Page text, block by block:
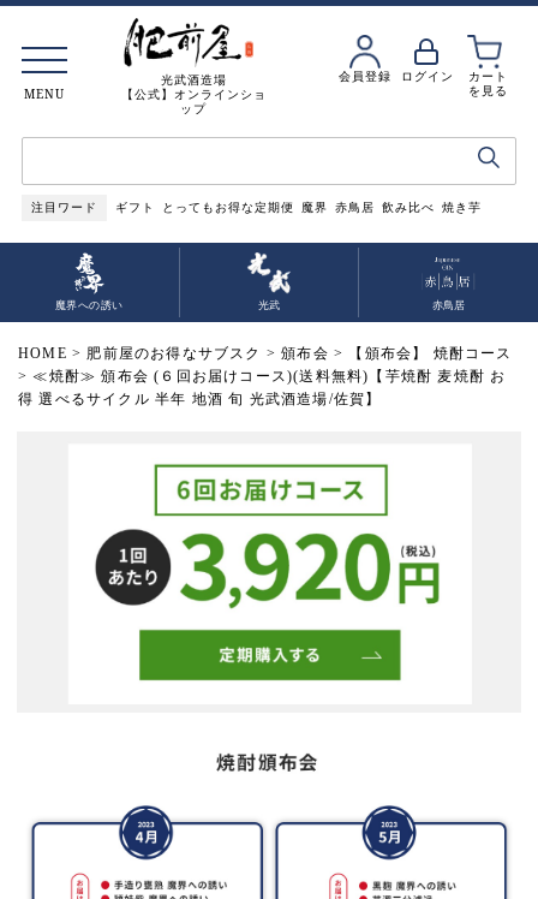
光武酒造場
【公式】オンラインショ
ップ
会員登録 ログイン
カート
を見る
注目ワード ギフト とってもお得な定期便 魔界 赤鳥居 飲み比べ 焼き芋
MENU
魔界への誘い 光武 赤鳥居
HOME 肥前屋のお得なサブスク 頒布会
【頒布会】 焼酎コース
≪焼酎≫ 頒布会 (６回お届けコース)(送料無料)【芋焼酎 麦焼酎 お
得 選べるサイクル 半年 地酒 旬 光武酒造場/佐賀】